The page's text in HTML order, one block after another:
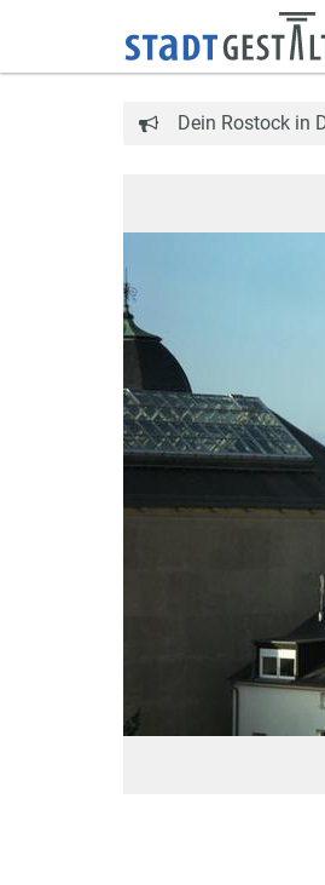
Dein Rostock in